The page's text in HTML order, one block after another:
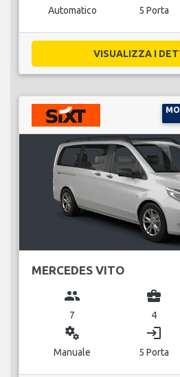
Automatico 5 Porta
VISUALIZZA I
MERCEDES VITO
group
7
business_center
4
miscellaneous_services
Manuale
login
5 Porta